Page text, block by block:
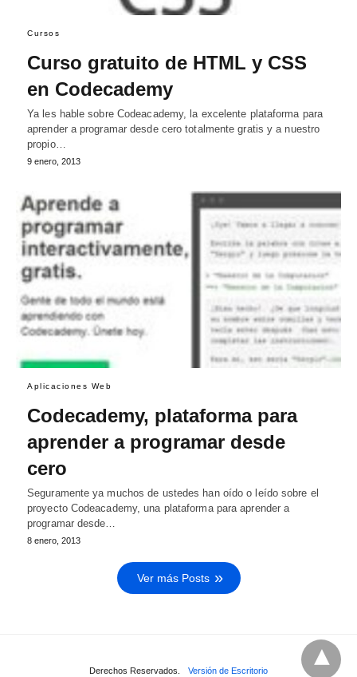
Cursos
Curso gratuito de HTML y CSS
en Codecademy
Ya les hable sobre Codeacademy, la excelente plataforma para
aprender a programar desde cero totalmente gratis y a nuestro
propio…
9 enero, 2013
Aplicaciones Web
Codecademy, plataforma para
aprender a programar desde
cero
Seguramente ya muchos de ustedes han oído o leído sobre el
proyecto Codeacademy, una plataforma para aprender a
programar desde…
8 enero, 2013
Ver más Posts
Derechos Reservados. Versión de Escritorio